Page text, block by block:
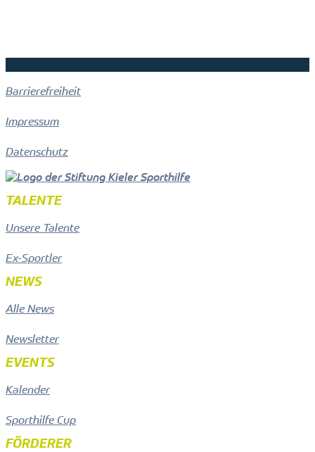
Barrierefreiheit
Impressum
Datenschutz
TALENTE
Unsere Talente
Ex-Sportler
NEWS
Alle News
Newsletter
EVENTS
Kalender
Sporthilfe Cup
FÖRDERER